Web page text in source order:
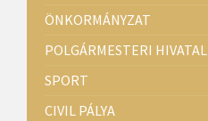
ÖNKORMÁNYZAT
POLGÁRMESTERI HIVATAL
SPORT
CIVIL PÁLYA